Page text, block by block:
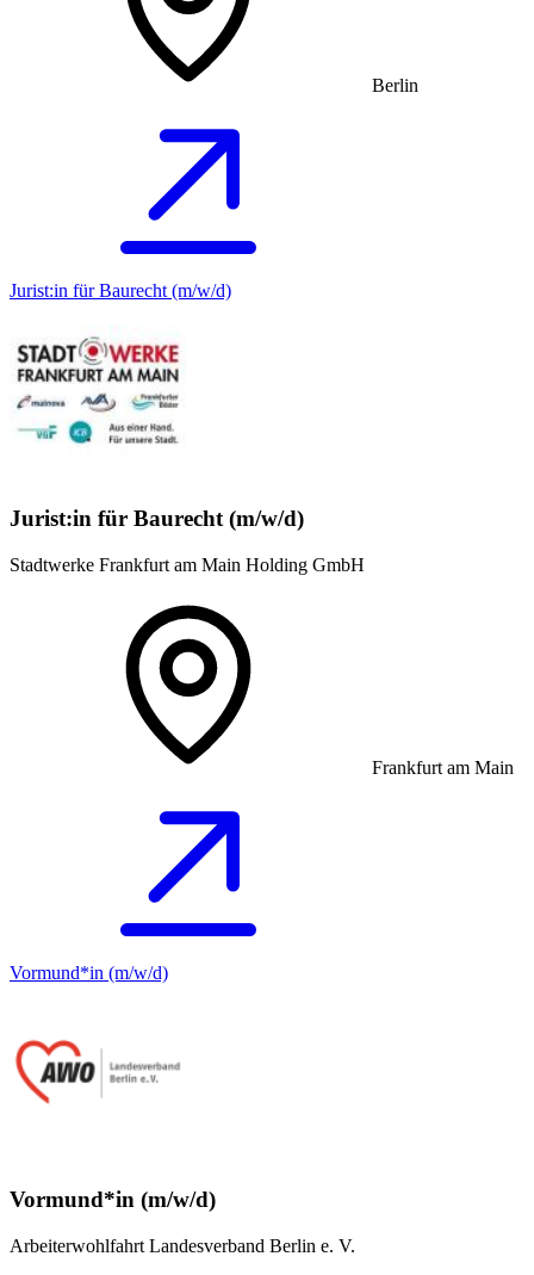
Berlin
Jurist:in für Baurecht (m/w/d)
Jurist:in für Baurecht (m/w/d)
Stadtwerke Frankfurt am Main Holding GmbH
Frankfurt am Main
Vormund*in (m/w/d)
Vormund*in (m/w/d)
Arbeiterwohlfahrt Landesverband Berlin e. V.